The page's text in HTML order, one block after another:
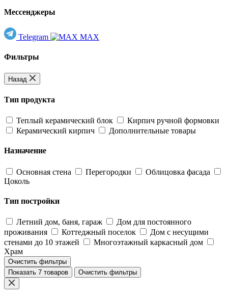
Мессенджеры
Telegram MAX
Фильтры
Назад
Тип продукта
Теплый керамический блок
Кирпич ручной формовки
Керамический кирпич
Дополнительные товары
Назначение
Основная стена Перегородки
Облицовка фасада
Цоколь
Тип постройки
Летний дом, баня, гараж
Дом для постоянного
проживания
Коттеджный поселок
Дом с несущими
стенами до 10 этажей
Многоэтажный каркасный дом
Храм
Очистить фильтры
Показать 7 товаров
Очистить фильтры